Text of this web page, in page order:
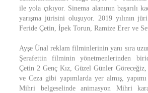
ile yola çıkıyor. Sinema alanının başarılı
yarışma jürisini oluşuyor. 2019 yılının
Feride Çetin, İpek Torun, Ramize Erer ve
Ayşe Ünal reklam filminlerinin yanı sıra
Şerafettin filminin yönetmenlerinden
Çetin 2 Genç Kız, Güzel Günler
ve Ceza gibi yapımlarda yer almış,
Mihri belgeselinde animasyon Mihri